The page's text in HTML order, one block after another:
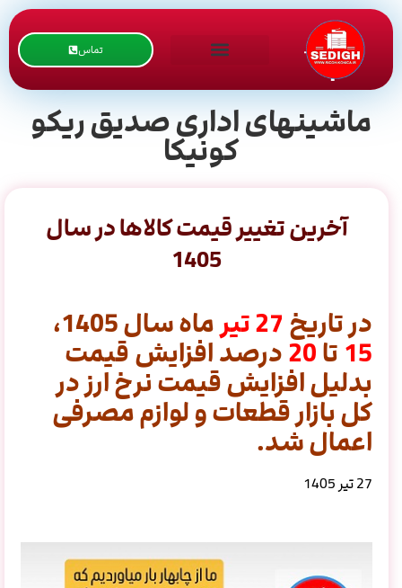
تماس
ماشینهای اداری صدیق ریکو
کونیکا
آخرین تغییر قیمت کالاها در سال
1405
در تاریخ 27تیرماه سال 1405،
15 تا20درصد افزایش قیمت
بدلیل افزایش قیمت نرخ ارز در
کل بازار قطعات و لوازم مصرفی
اعمال شد.
27 تیر 1405